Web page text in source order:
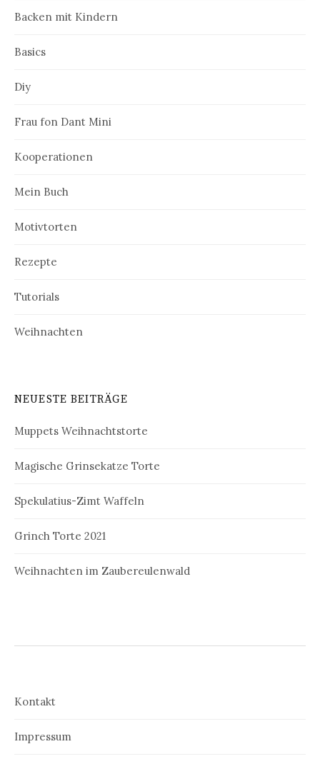
Backen mit Kindern
Basics
Diy
Frau fon Dant Mini
Kooperationen
Mein Buch
Motivtorten
Rezepte
Tutorials
Weihnachten
NEUESTE BEITRÄGE
Muppets Weihnachtstorte
Magische Grinsekatze Torte
Spekulatius-Zimt Waffeln
Grinch Torte 2021
Weihnachten im Zaubereulenwald
Kontakt
Impressum